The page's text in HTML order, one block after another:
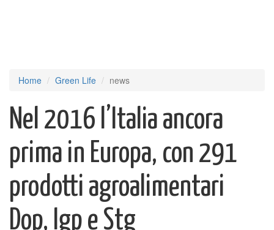
Home Green Life news
Nel 2016 l’Italia ancora
prima in Europa, con 291
prodotti agroalimentari
Dop, Igp e Stg